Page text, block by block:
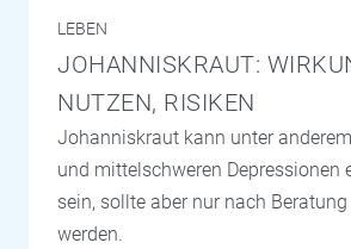
LEBEN
JOHANNISKRAUT:
NUTZEN, RISIKEN
Johanniskraut kann unter
und mittelschweren Depressionen
sein, sollte aber nur nach
werden.